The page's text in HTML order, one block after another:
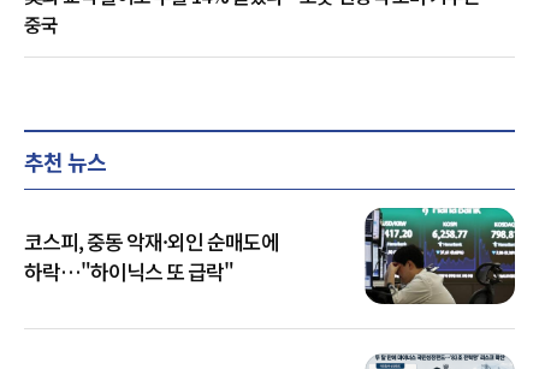
중국
추천 뉴스
코스피, 중동 악재·외인 순매도에
하락…"하이닉스 또 급락"